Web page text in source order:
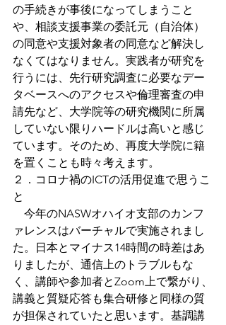
の手続きが事後になってしまうこと
や、相談支援事業の委託元（自治体）
の同意や支援対象者の同意など解決し
なくてはなりません。実践者が研究を
行うには、先行研究調査に必要なデー
タベースへのアクセスや倫理審査の申
請先など、大学院等の研究機関に所属
していない限りハードルは高いと感じ
ています。そのため、再度大学院に籍
を置くことも時々考えます。
２．コロナ禍のICTの活用促進で思うこ
と
今年のNASWオハイオ支部のカンフ
ァレンスはバーチャルで実施されまし
た。日本とマイナス14時間の時差はあ
りましたが、通信上のトラブルもな
く、講師や参加者とZoom上で繋がり、
講義と質疑応答も集合研修と同様の質
が担保されていたと思います。基調講